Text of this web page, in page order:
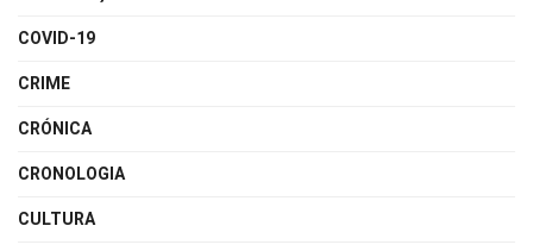
COVID-19
CRIME
CRÓNICA
CRONOLOGIA
CULTURA